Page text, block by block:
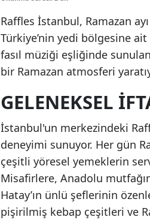
Raffles İstanbul, Ramazan
Türkiye’nin yedi bölgesine
fasıl müziği eşliğinde
bir Ramazan atmosferi
GELENEKSEL
İstanbul'un merkezindeki
deneyimi sunuyor. Her gün
çeşitli yöresel yemeklerin
Misafirlere, Anadolu
Hatay’ın ünlü şeflerinin
pişirilmiş kebap çeşitleri ve